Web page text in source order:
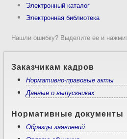
Электронный каталог
Электронная библиотека
Нашли ошибку? Выделите ее и
Заказчикам кадров
Нормативно-правовые акты
Данные о выпускниках
Нормативные документы
Образцы заявлений